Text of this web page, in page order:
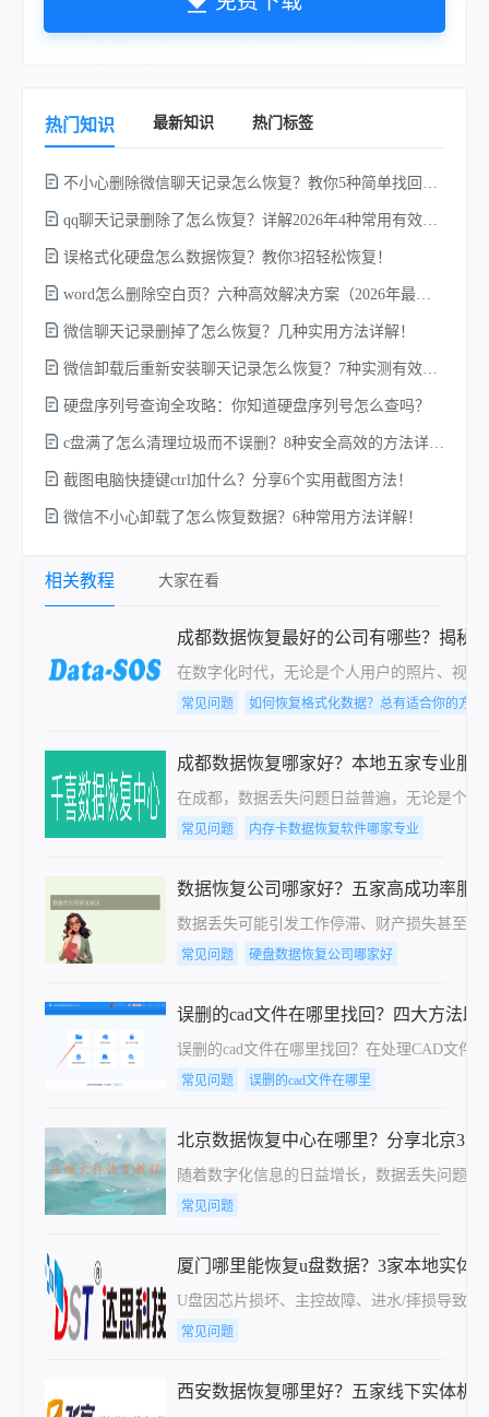
热门知识 最新知识 热门标签
不小心删除微信聊天记录怎么恢复？教你5种简单找回的方法！
qq聊天记录删除了怎么恢复？详解2026年4种常用有效的方法（支持.db数据库提取）
误格式化硬盘怎么数据恢复？教你3招轻松恢复！
word怎么删除空白页？六种高效解决方案（2026年最新实操指南）！
微信聊天记录删掉了怎么恢复？几种实用方法详解！
微信卸载后重新安装聊天记录怎么恢复？7种实测有效的恢复方案详解！
硬盘序列号查询全攻略：你知道硬盘序列号怎么查吗？
c盘满了怎么清理垃圾而不误删？8种安全高效的方法详解+误删恢复指南！
截图电脑快捷键ctrl加什么？分享6个实用截图方法！
微信不小心卸载了怎么恢复数据？6种常用方法详解！
相关教程 大家在看
成都数据恢复最好的公司有哪些？揭秘
在数字化时代，无论是个人用户的照片、视
常见问题 如何恢复格式化数据？总有适合你的方法
成都数据恢复哪家好？本地五家专业服
在成都，数据丢失问题日益普遍，无论是个
常见问题 内存卡数据恢复软件哪家专业
数据恢复公司哪家好？五家高成功率服
数据丢失可能引发工作停滞、财产损失甚至
常见问题 硬盘数据恢复公司哪家好
误删的cad文件在哪里找回？四大方法助
误删的cad文件在哪里找回？在处理CAD文件
常见问题 误删的cad文件在哪里
北京数据恢复中心在哪里？分享北京3
随着数字化信息的日益增长，数据丢失问题
常见问题
厦门哪里能恢复u盘数据？3家本地实体
U盘因芯片损坏、主控故障、进水/摔损导致
常见问题
西安数据恢复哪里好？五家线下实体机